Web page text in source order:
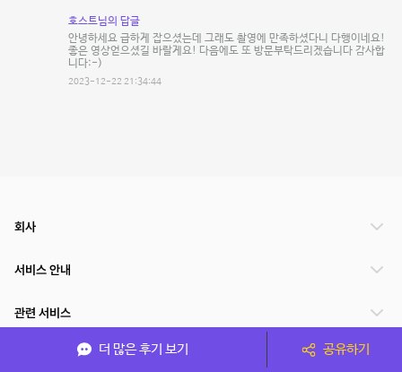
호스트님의 답글
안녕하세요 급하게 잡으셨는데 그래도 촬영에 만족하셨다니 다행이네요!
좋은 영상얻으셨길 바랄게요! 다음에도 또 방문부탁드리겠습니다 감사합
니다:-)
2023-12-22 21:34:44
더 많은 후기 보기 공유하기
회사
서비스 안내
관련 서비스